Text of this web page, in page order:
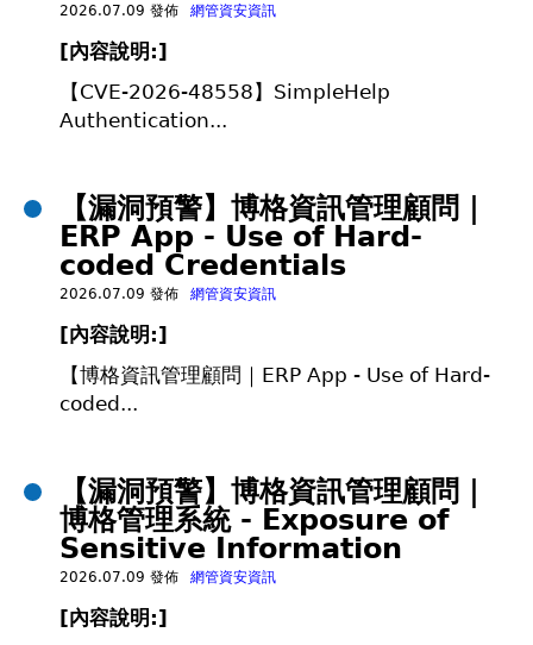
2026.07.09 發佈 網管資安資訊
[內容說明:]
【CVE-2026-48558】SimpleHelp
Authentication...
【漏洞預警】博格資訊管理顧問｜
ERP App - Use of Hard-
coded Credentials
2026.07.09 發佈 網管資安資訊
[內容說明:]
【博格資訊管理顧問｜ERP App - Use of Hard-
coded...
【漏洞預警】博格資訊管理顧問｜
博格管理系統 - Exposure of
Sensitive Information
2026.07.09 發佈 網管資安資訊
[內容說明:]